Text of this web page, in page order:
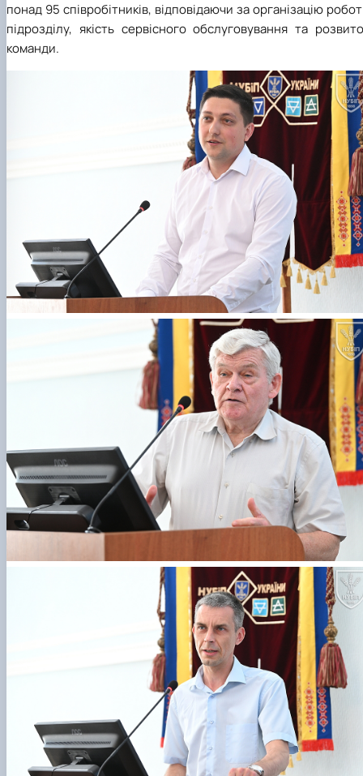
понад 95 співробітників, відповідаючи за організацію
підрозділу, якість сервісного обслуговування та
команди.